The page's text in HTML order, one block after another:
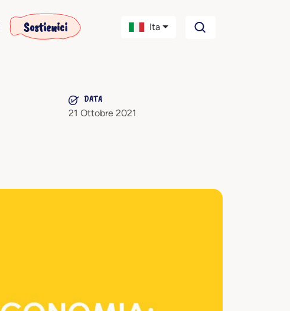
Sostienici Ita
DATA
21 Ottobre 2021